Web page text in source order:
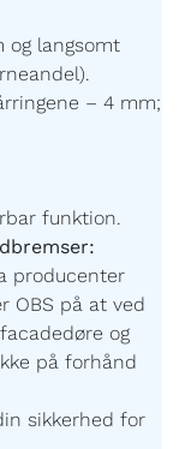
og langsomt
– 4 mm;
funktion.
producenter
OBS på at ved
og
på forhånd
sikkerhed for